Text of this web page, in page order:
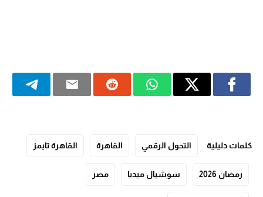
كلمات دليلية التحول الرقمي القاهرة القاهرة تايمز
رمضان 2026 سوشيال ميديا مصر